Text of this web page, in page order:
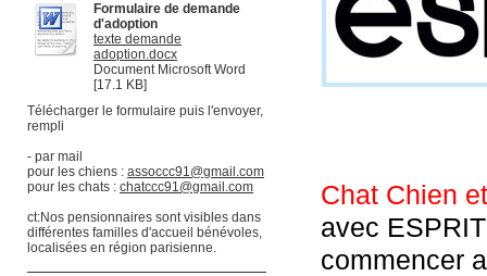
Formulaire de demande
d'adoption
texte demande
adoption.docx
Document Microsoft Word
[17.1 KB]
Télécharger le formulaire puis l'envoyer,
rempli
- par mail
pour les chiens : assoccc91@gmail.com
pour les chats : chatccc91@gmail.com
ct:Nos pensionnaires sont visibles dans
différentes familles d'accueil bénévoles,
localisées en région parisienne.
Chat Chien
avec
commencer